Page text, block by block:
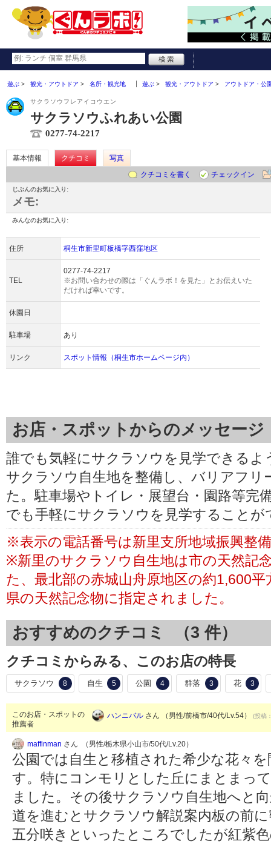
遊ぶ 観光・アウトドア 名所・観光地 遊ぶ 観光・アウトドア アウトドア・公
サクラソウフレアイコウエン
サクラソウふれあい公園
0277-74-2217
基本情報 クチコミ
写真
クチコミを書く
チェックイン
じぶんのお気に入り:
メモ:
みんなのお気に入り:
住所 桐生市新里町板橋字西窪地区
TEL
0277-74-2217
※お問い合わせの際は「ぐんラボ！を見た」とお伝えいた
だければ幸いです。
休園日
駐車場 あり
リンク スポット情報（桐生市ホームページ内）
お店・スポットからのメッセージ
誰でも気軽にサクラソウを見学できるよ
サクラソウ自生地を整備し、バリアフ
た。駐車場やトイレ・展望台・園路等完
でも手軽にサクラソウを見学することが
※表⽰の電話番号は新里支所地域振興整
※新里のサクラソウ自生地は市の天然記
た、最北部の赤城山舟原地区の約1,600
県の天然記念物に指定されました。
おすすめのクチコミ （3 件）
クチコミからみる、このお店の特長
サクラソウ 8 自生 5 公園 4 群落 3 花 3
このお店・スポットの
推薦者
ハンニバル さん （男性/前橋市/40代/Lv.54） (投稿
maffinman さん （男性/栃木県小山市/50代/Lv.20）
公園では自生と移植された希少な花々
す。特にコンモリとした丘にまとまっ
ました。その後サクラソウ自生地へと
道を進むとサクラソウ解説案内板の前
五分咲きといったところでしたが紅紫